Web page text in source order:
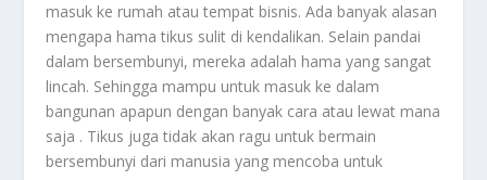
masuk ke rumah atau tempat bisnis.Ada banyak alasan
mengapa hama tikus sulit di kendalikan. Selain pandai
dalam bersembunyi, mereka adalah hama yang sangat
lincah. Sehingga mampu untuk masuk ke dalam
bangunan apapun dengan banyak cara atau lewat mana
saja . Tikus juga tidak akan ragu untuk bermain
bersembunyi dari manusia yang mencoba untuk